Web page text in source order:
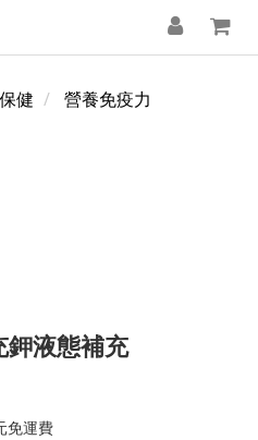
健 營養免疫力
鉀液態補充
免運費